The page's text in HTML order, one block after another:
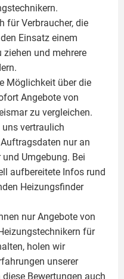
für Verbraucher, die
Einsatz einem
und mehrere
Möglichkeit über die
Angebote von
zu vergleichen.
vertraulich
nur an
Umgebung. Bei
aufbereitete Infos rund
Heizungsfinder
nur Angebote von
für
holen wir
unserer
Bewertungen auch